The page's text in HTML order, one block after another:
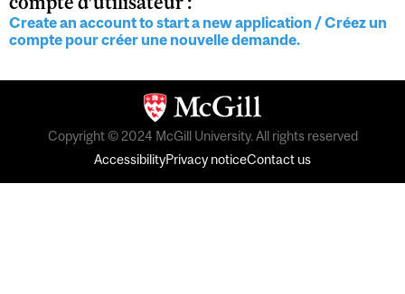
Create an account to start a new application / Créez un
compte pour créer une nouvelle demande.
Copyright © 2024 McGill University. All rights reserved
AccessibilityPrivacy noticeContact us